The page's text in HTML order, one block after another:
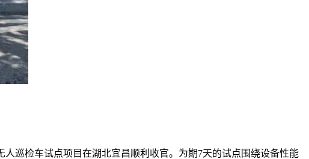
巡检车试点项目在湖北宜昌顺利收官。为期7天的试点围绕设备性能